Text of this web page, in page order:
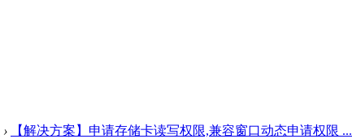
›
【解决方案】申请存储卡读写权限,兼容窗口动态申请权限 ...